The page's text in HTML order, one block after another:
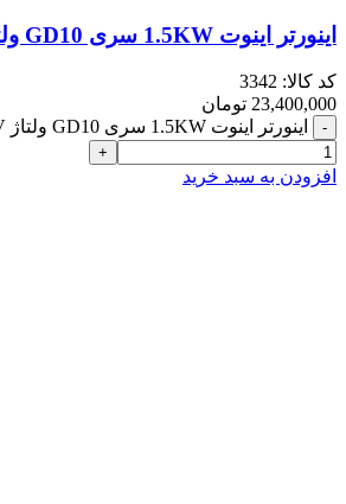
اینورتر اینوت 1.5KW سری GD10 ولتاژ 1P~3P 220V
کد کالا: 3342
23,400,000 تومان
اینورتر اینوت 1.5KW سری GD10 ولتاژ 1P~3P 220V عدد
افزودن به سبد خرید